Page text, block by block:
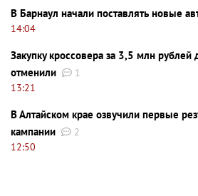
В Барнаул начали поставлять новые
14:04
Закупку кроссовера за 3,5 млн
отменили
1
13:21
В Алтайском крае озвучили первые
кампании
2
12:50